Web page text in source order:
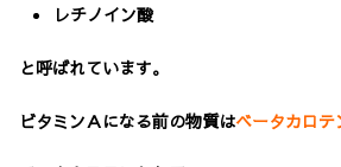
レチノイン酸
と呼ばれています。
ビタミンＡになる前の物質はベータカロテ